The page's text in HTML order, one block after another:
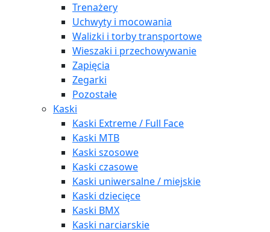
Trenażery
Uchwyty i mocowania
Walizki i torby transportowe
Wieszaki i przechowywanie
Zapięcia
Zegarki
Pozostałe
Kaski
Kaski Extreme / Full Face
Kaski MTB
Kaski szosowe
Kaski czasowe
Kaski uniwersalne / miejskie
Kaski dziecięce
Kaski BMX
Kaski narciarskie